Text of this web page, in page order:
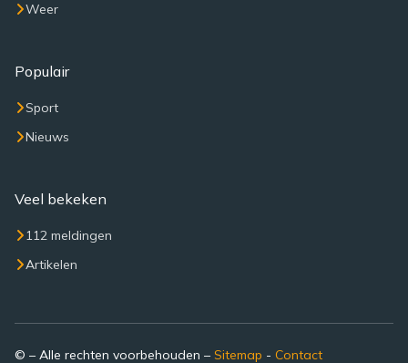
Weer
Populair
Sport
Nieuws
Veel bekeken
112 meldingen
Artikelen
© – Alle rechten voorbehouden – Sitemap - Contact